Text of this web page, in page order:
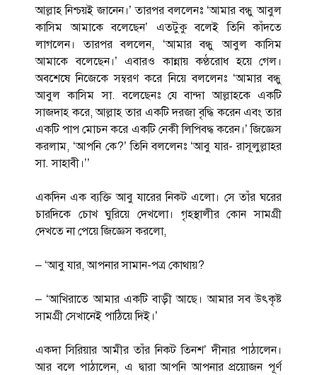
আল্লাহ নিশ্চয়ই জানেন।’ তারপর বললেনঃ ‘আমার বন্ধু আবুল
কাসিম আমাকে বলেছেন’ এতটুকু বলেই তিনি কাঁদতে
লাগলেন। তারপর বললেন, ‘আমার বন্ধু আবুল কাসিম
আমাকে বলেছেন।’ এবারও কান্নায় কণ্ঠরোধ হয়ে গেল।
অবশেষে নিজেকে সম্বরণ করে নিয়ে বললেনঃ ‘আমার বন্ধু
আবুল কাসিম সা. বলেছেনঃ যে বান্দা আল্লাহকে একটি
সাজদাহ করে, আল্লাহ তার একটি দরজা বৃদ্ধি করেন এবং তার
একটি পাপ মোচন করে একটি নেকী লিপিবদ্ধ করেন।’ জিজ্ঞেস
করলাম, ‘আপনি কে?’ তিনি বললেনঃ ‘আবু যার- রাসূলুল্লাহর
সা. সাহাবী।’’
একদিন এক ব্যক্তি আবু যারের নিকট এলো। সে তাঁর ঘরের
চারদিকে চোখ ঘুরিয়ে দেখলো। গৃহস্থালীর কোন সামগ্রী
দেখতে না পেয়ে জিজ্ঞেস করলো,
– ‘আবু যার, আপনার সামান-পত্র কোথায়?
– ‘আখিরাতে আমার একটি বাড়ী আছে। আমার সব উৎকৃষ্ট
সামগ্রী সেখানেই পাঠিয়ে দিই।’
একদা সিরিয়ার আমীর তাঁর নিকট তিনশ’ দীনার পাঠালেন।
আর বলে পাঠালেন, এ দ্বারা আপনি আপনার প্রয়োজন পূর্ণ